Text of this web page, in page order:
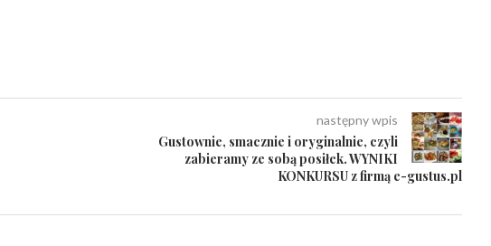
następny wpis
Gustownie, smacznie i oryginalnie, czyli
zabieramy ze sobą posiłek. WYNIKI
KONKURSU z firmą e-gustus.pl